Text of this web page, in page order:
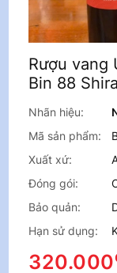
Rượu vang
Bin 88
Nhãn hiệu:
Mã sản phẩm:
Xuất xứ:
Đóng gói:
Bảo quản:
Hạn sử dụng:
320.000